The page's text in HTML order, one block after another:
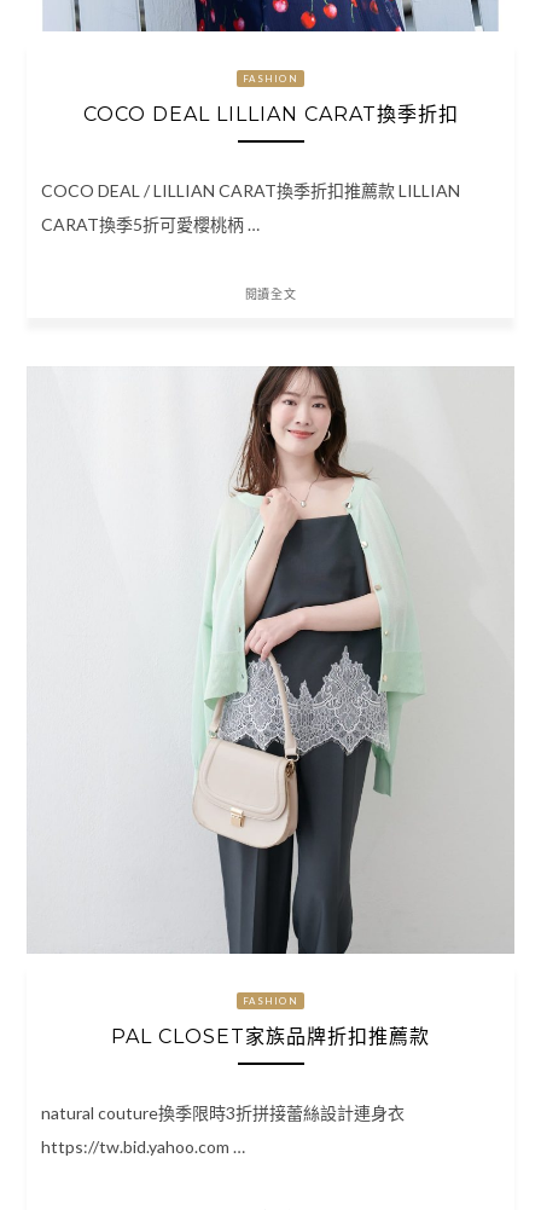
FASHION
COCO DEAL LILLIAN CARAT換季折扣
COCO DEAL / LILLIAN CARAT換季折扣推薦款 LILLIAN
CARAT換季5折可愛櫻桃柄 …
閱讀全文
FASHION
PAL CLOSET家族品牌折扣推薦款
natural couture換季限時3折拼接蕾絲設計連身衣
https://tw.bid.yahoo.com …